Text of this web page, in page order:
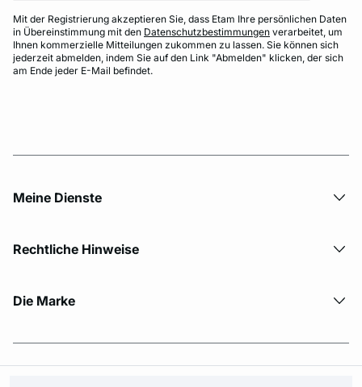
Mit der Registrierung akzeptieren Sie, dass Etam Ihre persönlichen Daten
in Übereinstimmung mit den Datenschutzbestimmungen verarbeitet, um
Ihnen kommerzielle Mitteilungen zukommen zu lassen. Sie können sich
jederzeit abmelden, indem Sie auf den Link "Abmelden" klicken, der sich
am Ende jeder E-Mail befindet.
Meine Dienste
Rechtliche Hinweise
Die Marke